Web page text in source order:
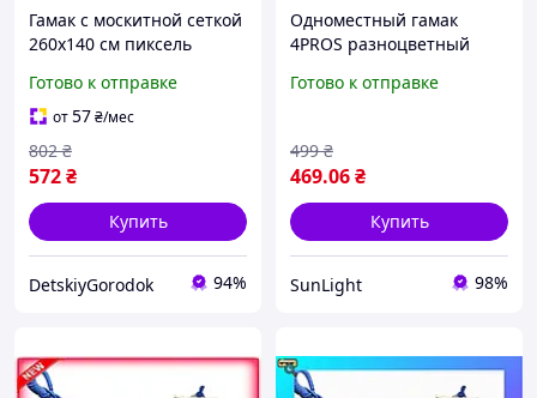
Гамак с москитной сеткой
260х140 см пиксель
гамак-спальный мешок с
карманоМ
Готово к отправке
от57₴/мес
572₴
802 ₴
Купить
DetskiyGorodok 94%
Одноместный гамак
4PROS разноцветный
Готово к отправке
469.06₴
499 ₴
Купить
SunLight 98%